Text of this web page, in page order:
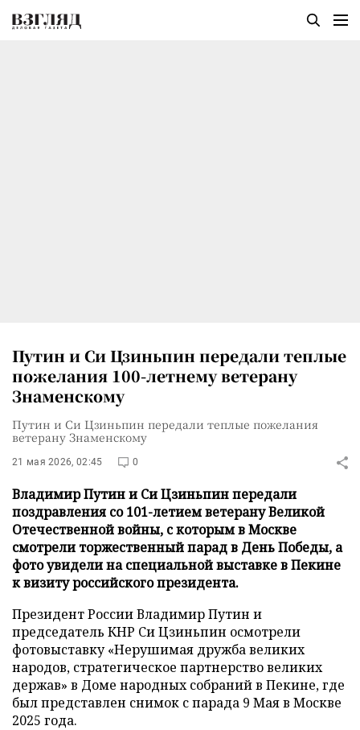
Путин и Си Цзиньпин передали теплые
пожелания 100-летнему ветерану
Знаменскому
Путин и Си Цзиньпин передали теплые пожелания
ветерану Знаменскому
21 мая 2026, 02:45 0
Владимир Путин и Си Цзиньпин передали
поздравления со 101-летием ветерану Великой
Отечественной войны, с которым в Москве
смотрели торжественный парад в День Победы, а
фото увидели на специальной выставке в Пекине
к визиту российского президента.
Президент России Владимир Путин и
председатель КНР Си Цзиньпин осмотрели
фотовыставку «Нерушимая дружба великих
народов, стратегическое партнерство великих
держав» в Доме народных собраний в Пекине, где
был представлен снимок с парада 9 Мая в Москве
2025 года.